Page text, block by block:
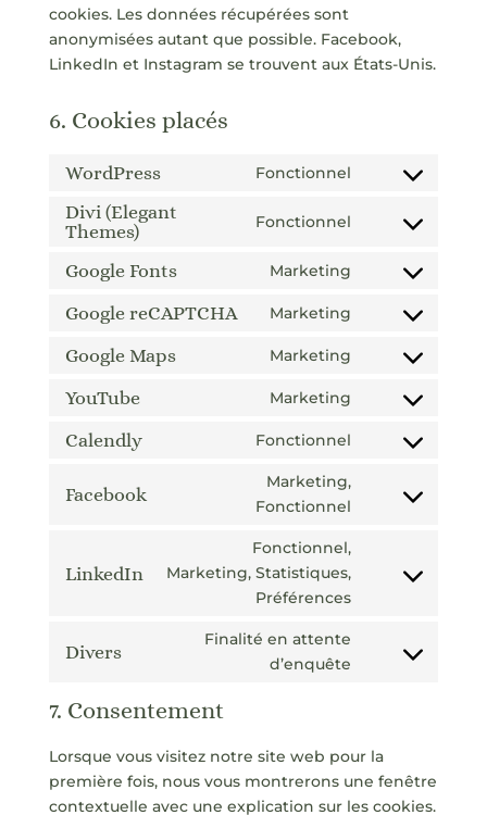
cookies. Les données récupérées sont
anonymisées autant que possible. Facebook,
LinkedIn et Instagram se trouvent aux États-Unis.
6. Cookies placés
WordPress Fonctionnel
Consent
service
Divi (Elegant
Themes)
Fonctionnel
Consent
service
themes)
Google Fonts Marketing
Consent
google-
Google reCAPTCHA Marketing
Consent
google-
Google Maps Marketing
Consent
google-
YouTube Marketing
Consent
Calendly Fonctionnel
Consent
service
Facebook
Marketing,
Fonctionnel
Consent
facebook
LinkedIn
Fonctionnel,
Marketing, Statistiques,
Préférences
Consent
linkedin
Divers
Finalité en attente
d’enquête
Consent
7. Consentement
Lorsque vous visitez notre site web pour la
première fois, nous vous montrerons une fenêtre
contextuelle avec une explication sur les cookies.